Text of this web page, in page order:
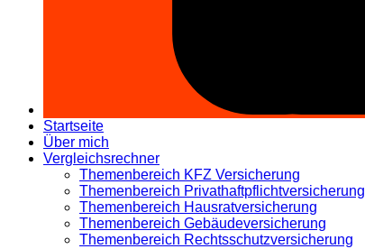
Startseite
Über mich
Vergleichsrechner
Themenbereich KFZ Versicherung
Themenbereich Privathaftpflichtversicherung
Themenbereich Hausratversicherung
Themenbereich Gebäudeversicherung
Themenbereich Rechtsschutzversicherung